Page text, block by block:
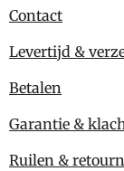
Contact
Levertijd &
Betalen
Garantie &
Ruilen &